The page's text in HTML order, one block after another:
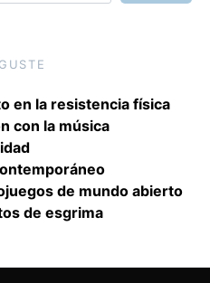
en la resistencia física
con la música
de mundo abierto
de esgrima